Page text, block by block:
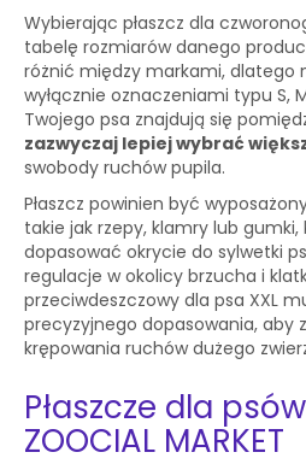
Wybierając płaszcz dla
tabelę rozmiarów danego
różnić między markami, dlatego
wyłącznie oznaczeniami typu S,
Twojego psa znajdują się
zazwyczaj lepiej wybrać
swobody ruchów pupila.
Płaszcz powinien być
takie jak rzepy, klamry lub
dopasować okrycie do sylwetki
regulacje w okolicy brzucha i
przeciwdeszczowy dla psa XXL
precyzyjnego dopasowania, aby
krępowania ruchów dużego
Płaszcze dla
ZOOCIAL MARKET